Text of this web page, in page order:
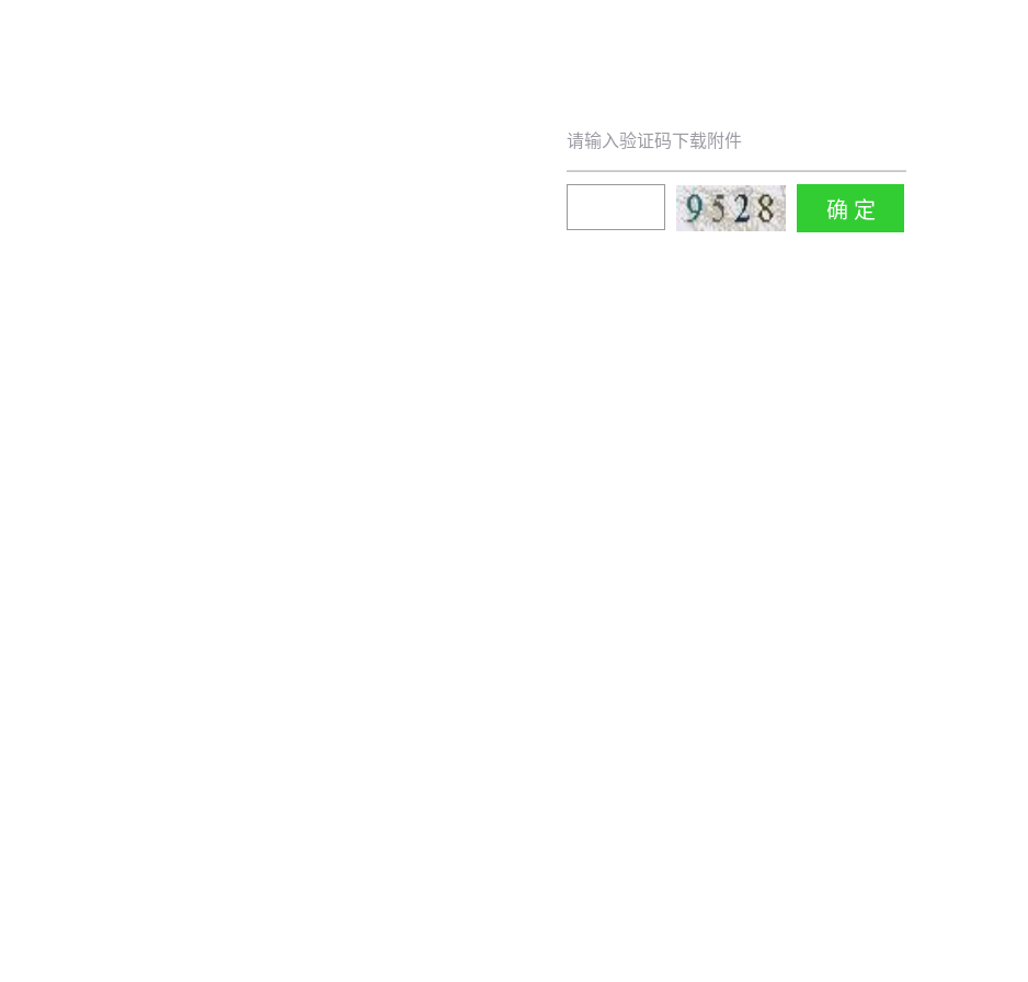
请输入验证码下载附件